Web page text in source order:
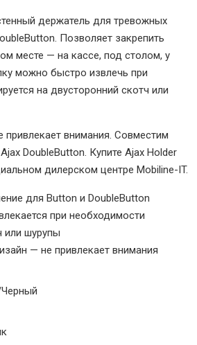
держатель для тревожных
Позволяет закрепить
месте — на кассе, под столом, у
можно быстро извлечь при
на двусторонний скотч или
внимания. Совместим
DoubleButton. Купите Ajax Holder
дилерском центре Mobiline-IT.
для Button и DoubleButton
при необходимости
или шурупы
— не привлекает внимания